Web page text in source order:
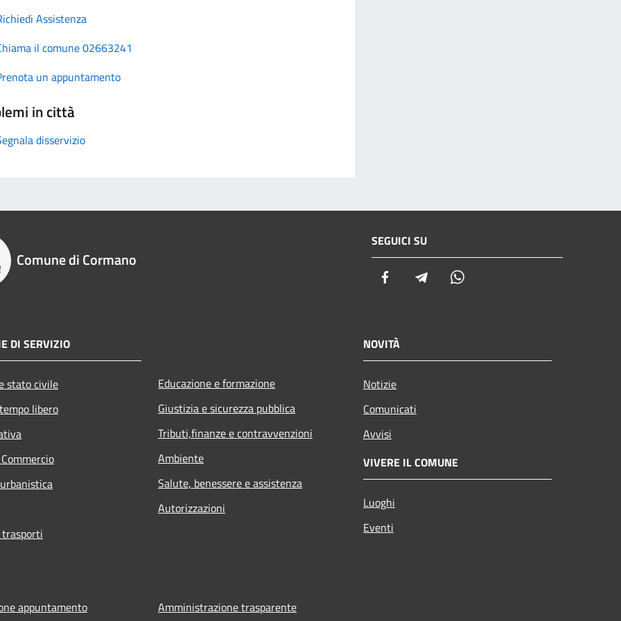
Assistenza
il comune 02663241
un appuntamento
in città
disservizio
Comune di Cormano
SEGUICI SU
Facebook Telegram
DI SERVIZIO
stato civile
libero
Educazione e formazione
Giustizia e sicurezza pubblica
Tributi,finanze e contravvenzioni
Ambiente
Salute, benessere e assistenza
Autorizzazioni
NOVITÀ
Notizie
Comunicati
Avvisi
VIVERE IL COMUNE
Luoghi
Eventi
appuntamento Amministrazione trasparente